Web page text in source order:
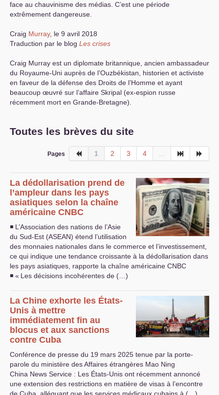
face au chauvinisme des médias. C’est une période
extrêmement dangereuse.
Craig Murray, le 9 avril 2018
Traduction par le blog Les crises
Craig Murray est un diplomate britannique, ancien ambassadeur
du Royaume-Uni auprès de l’Ouzbékistan, historien et activiste
en faveur de la défense des Droits de l’Homme et ayant
beaucoup œuvré sur l’affaire Skripal (ex-espion russe
récemment mort en Grande-Bretagne).
Toutes les brèves du site
Pages 1 2 3 4
La dédollarisation prend de
l’ampleur dans les pays
asiatiques selon la chaîne
américaine CNBC
◾ L’Association des nations de l’Asie
du Sud-Est (ASEAN) étend l’utilisation
des monnaies nationales dans le commerce et l’investissement,
ce qui indique une tendance croissante à la dédollarisation dans
les pays asiatiques, rapporte la chaîne américaine CNBC
◾ « Les décisions incohérentes de (…)
La Chine exhorte les États-
Unis à mettre
immédiatement fin au
blocus et aux sanctions
contre Cuba
Conférence de presse du 19 mars 2025 tenue par la porte-
parole du ministère des Affaires étrangères Mao Ning
China News Service : Les États-Unis ont récemment annoncé
une extension des restrictions en matière de visas à l’encontre